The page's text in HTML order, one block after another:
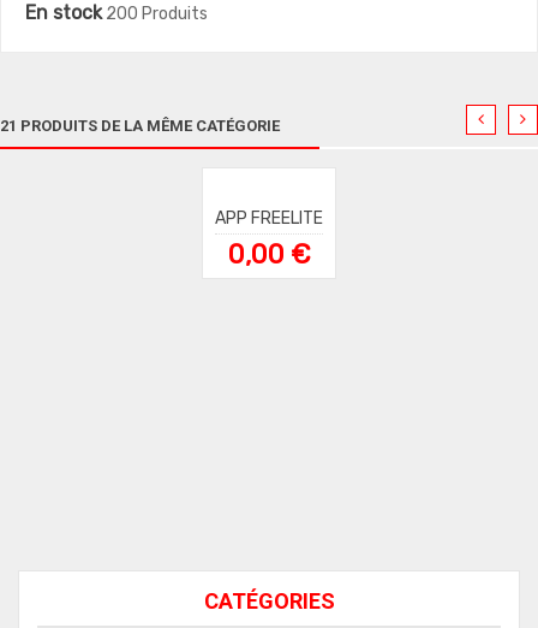
En stock 200 Produits
21 PRODUITS DE LA MÊME CATÉGORIE
APP FREELITE
0,00 €
CATÉGORIES